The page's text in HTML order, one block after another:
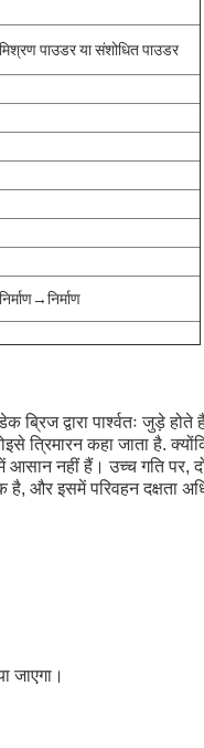
पाउडर या संशोधित पाउडर
द्वारा पार्श्वतः जुड़े
त्रिमारन कहा जाता है.
नहीं हैं। उच्च गति पर,
और इसमें परिवहन दक्षता
जाएगा।